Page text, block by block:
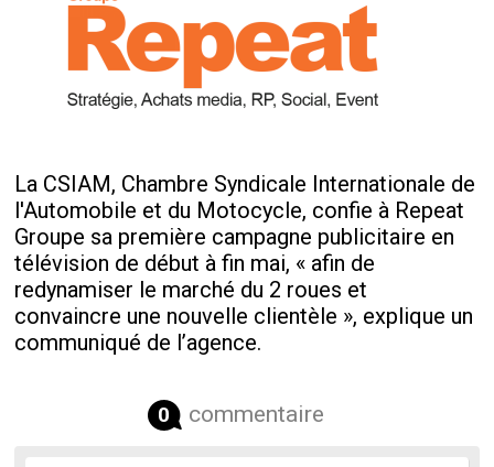
La CSIAM, Chambre Syndicale Internationale de
l'Automobile et du Motocycle, confie à Repeat
Groupe sa première campagne publicitaire en
télévision de début à fin mai, « afin de
redynamiser le marché du 2 roues et
convaincre une nouvelle clientèle », explique un
communiqué de l’agence.
0 commentaire